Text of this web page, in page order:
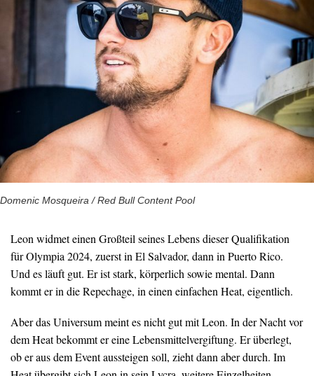
Domenic Mosqueira / Red Bull Content Pool
Leon widmet einen Großteil seines Lebens dieser Qualifikation
für Olympia 2024, zuerst in El Salvador, dann in Puerto Rico.
Und es läuft gut. Er ist stark, körperlich sowie mental. Dann
kommt er in die Repechage, in einen einfachen Heat, eigentlich.
Aber das Universum meint es nicht gut mit Leon. In der Nacht vor
dem Heat bekommt er eine Lebensmittelvergiftung. Er überlegt,
ob er aus dem Event aussteigen soll, zieht dann aber durch. Im